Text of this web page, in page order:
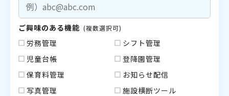
ご興味のある機能 (複数選択可)
労務管理
シフト管理
児童台帳
登降園管理
保育料管理
お知らせ配信
写真管理
施設横断ツール